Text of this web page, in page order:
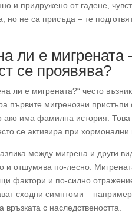
и придружено от гадене,
но не са присъда – те
ли е мигрената
се проявява?
ли е мигрената?“ често
първите мигренозни
ако има фамилна история. Това
се активира при
между мигрена и други
и отшумява по-лесно.
фактори и по-силно
сходни симптоми –
връзката с наследствеността.